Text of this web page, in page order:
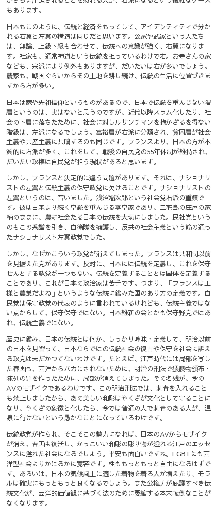
もあります。
日本もこのように、伝統と経済をもってして、アイデンティティで分か
れる右翼と左翼の構造は同じだと思います。公家や武家という人たち
は、無論、上級下級も合わせて、伝統への意識が強く、右翼になりま
す。社家も、通常神道という伝統を担っているわけで右。 お寺さんの家
なども、宗派により例外もありますが、だいたいは右が多いでしょう。
農家も、戦国ぐらいからその土地を耕し続け、伝統の生活に位置づきま
すから右が多い。
日本は家や先祖信仰というものがあるので、日本で伝統を重んじない階
層というのは、実はないと思うのですが、近代以降スラム化したり、社
会の下層に落ちたために、社会に対しルサンチマンを抱かざるを得ない
階級は、左派になるでしょう。 富裕層が右派に分類され、貧困層が社会
主義や共産主義に共鳴するのも同じです。 フランスより、日本の方が本
質的に右派が多く、これをして、戦後の自民党の55年体制が維持され、
だいたい政権は自民党が担う現状があると思います。
しかし、フランスと決定的に違う問題があります。 それは、ナショナリ
ストの左翼と伝統主義の保守政党に欠けることです。 ナショナリストの
左翼というのは、昔いました。浅沼稲次郎という社会党右派の重鎮で
す。彼は古来より続く皇統を重んじる尊皇家であり、三宅島の庄屋の家
柄のままに、農耕社会たる日本の伝統を大切にしました。民社党という
のもこの系譜を引き、自衛隊を擁護し、反共の社会主義という筋の通っ
たナショナリスト左翼政党でした。
しかし、なぜかこういう政党が消えてしまった。 フランスは共和制以前
を見据えた党があります。 反対に、日本には伝統を定義し、これを保守
せんとする政党が一つもない。伝統を定義することとは国体を定義する
ことであり、これが日本の政治家は苦手です。 つまり、「フランスは王
様と農業だよね」というような伝統に鑑みた国のあり方の定義です。 自
民党は保守政党の代表のように言われているけれども、伝統主義ではな
い点からして、保守保守ではない。日本維新の会とかも保守野党ではあ
れ、伝統主義ではない。
歴史に鑑み、日本の伝統とは何か、しっかり吟味・定義して、明治以前
の日本を見習って、日本ならではの伝統社会の復古や保守を社会に訴え
る政党は未だかつてないわけです。 たとえば、江戸時代には局部を写し
た春画も、西洋からバカにされないために、明治の刑法で猥褻物頒布・
陳列の罪を作ったために、局部が消えてしまった。その名残が、今の
AVのモザイクであるわけです。 この明治刑法では、刺青を入れること
も禁止しましたから、あの美しい和彫はやくざが文化として守ることに
なり、やくざの象徴と化したら、今では普通の人で刺青のある人が、温
泉に行けないという愚かなことになっているわけです。
伝統政党が作られ、そこそこの勢力になれば、日本のAVからモザイク
が消え、春画も復活し、かっこいい和彫の彫り物が溢れる江戸のエッセ
ンスに溢れた社会になるでしょう。平安も面白いですね。LGBTにも西
洋型社会よりかはるかに寛容です。性ももっともっと自由になるはずで
す。 あるいは、日本の気候風土に適した着物を着る人が増えたり、モラ
ルは確実にもっともっと良くなるでしょう。 また公権力が庇護すべき伝
統文化が、西洋的価値観に基づく法のために萎縮する本末転倒なことが
なくなります。